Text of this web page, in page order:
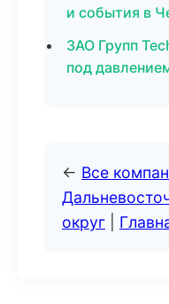
и события в
ЗАО Групп
под
← Все
округ